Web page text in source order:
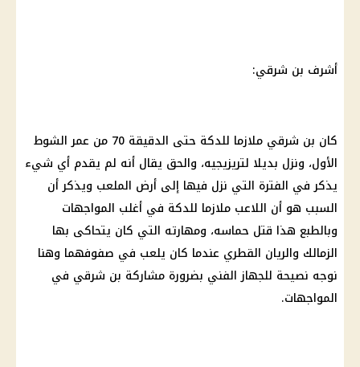
أشرف بن شرقي:
كان بن شرقي ملازما للدكة حتى الدقيقة 70 من عمر الشوط
الأول، ونزل بديلا لتريزيجيه، والحق يقال أنه لم يقدم أي شيء
يذكر في الفترة التي نزل فيها إلى أرض الملعب ويذكر أن
السبب هو أن اللاعب ملازما للدكة في أغلب المواجهات
وبالطبع هذا قتل حماسه، ومهارته التي كان يتحاكى بها
الزمالك والريان القطري عندما كان يلعب في صفوفهما وهنا
نوجه نصيحة للجهاز الفني بضرورة مشاركة بن شرقي في
المواجهات.